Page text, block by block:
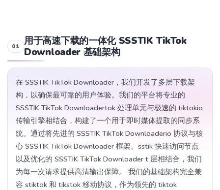
用于高速下载的一体化 SSSTIK TikTok
Downloader 基础架构
在 SSSTIK TikTok Downloader，我们开发了多层下载架
构，以确保最可靠的用户体验。我们的平台将专业的
SSSTIK TikTok Downloadertok 处理单元与极速的 tiktokio
传输引擎相结合，构建了一个用于即时媒体提取的同步系
统。通过将先进的 SSSTIK TikTok Downloaderio 协议与核
心 SSSTIK TikTok Downloader 框架、sstik 快速访问节点
以及优化的 SSSTIK TikTok Downloader t 层相结合，我们
为每一次请求提供高清输出保障。 我们的基础架构完全兼
容 stiktok 和 tikstok 移动协议，作为领先的 tiktok